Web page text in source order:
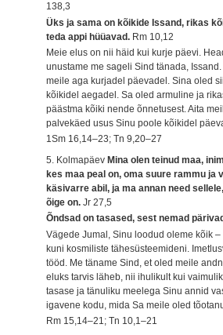
138,3
Üks ja sama on kõikide Issand, rikas
teda appi hüüavad. Rm 10,12
Meie elus on nii häid kui kurje päevi.
unustame me sageli Sind tänada,
meile aga kurjadel päevadel. Sina oled
kõikidel aegadel. Sa oled armuline ja
päästma kõiki nende õnnetusest. Aita
palvekäed usus Sinu poole kõikidel
1Sm 16,14–23; Tn 9,20–27
5. KolmapäevMina olen teinud maa,
kes maa peal on, oma suure rammu ja
käsivarre abil, ja ma annan need
õige on.Jr 27,5
Õndsad on tasased, sest nemad
Vägede Jumal, Sinu loodud oleme kõik
kuni kosmiliste tähesüsteemideni.
tööd. Me täname Sind, et oled meile
eluks tarvis läheb, nii ihulikult kui
tasase ja tänuliku meelega Sinu annid
igavene kodu, mida Sa meile oled
Rm 15,14–21; Tn 10,1–21